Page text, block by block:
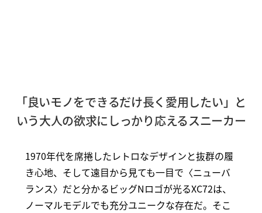
「良いモノをできるだけ長く愛用したい」と
いう大人の欲求にしっかり応えるスニーカー
1970年代を席捲したレトロなデザインと抜群の履
き心地、そして遠目から見ても一目で〈ニューバ
ランス〉だと分かるビッグNロゴが光るXC72は、
ノーマルモデルでも充分ユニークな存在だ。そこ